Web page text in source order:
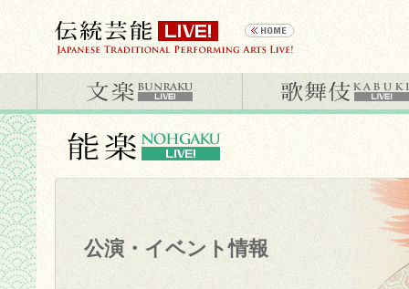
公演・イベント情報